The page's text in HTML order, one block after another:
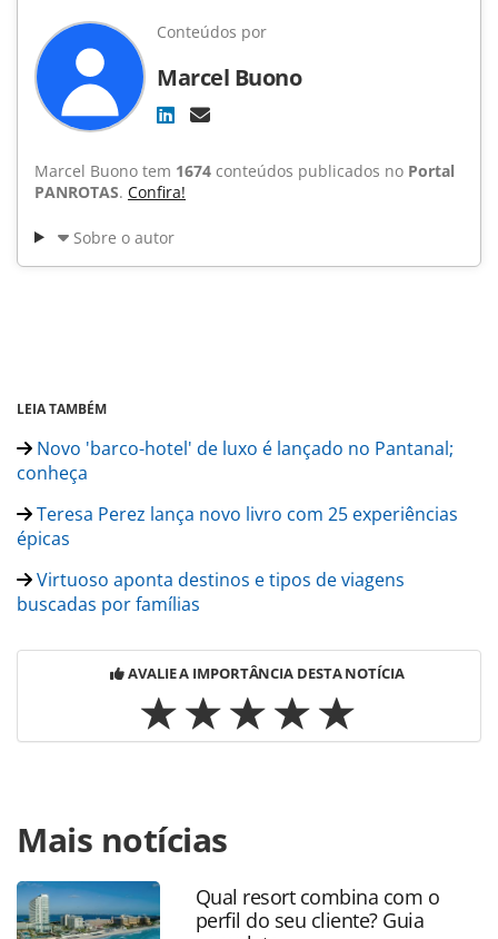
Conteúdos por
Marcel Buono
Marcel Buono tem 1674 conteúdos publicados no Portal
PANROTAS. Confira!
Sobre o autor
LEIA TAMBÉM
Novo 'barco-hotel' de luxo é lançado no Pantanal;
conheça
Teresa Perez lança novo livro com 25 experiências
épicas
Virtuoso aponta destinos e tipos de viagens
buscadas por famílias
AVALIE A IMPORTÂNCIA DESTA NOTÍCIA
https://www.panrotas.com.br/gente/reconhecimento/
perez-recebe-premio-na-virtuoso-travel-week-veja-
lista_158117.html ou as ferramentas oferecidas na página.
Todo o conteúdo produzido pela PANROTAS Editora é
protegido pela legislação brasileira sobre direito autoral.
Mais notícias
Qual resort combina com o
perfil do seu cliente? Guia